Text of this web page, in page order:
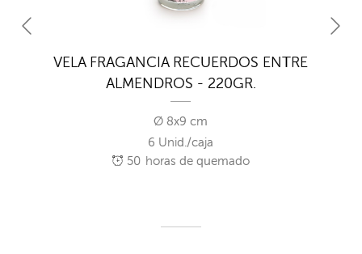
VELA FRAGANCIA RECUERDOS ENTRE
ALMENDROS - 220GR.
Ø 8x9 cm
6 Unid./caja
50 horas de quemado